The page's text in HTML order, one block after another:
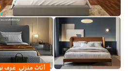
أثاث منزلي, غرف